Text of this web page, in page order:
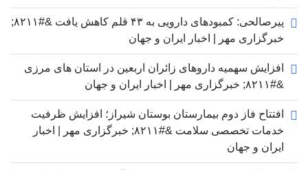
پیرصالحی: کمبودهای دارویی به ۴۳ قلم کاهش یافت &#۸۲۱۱;
خبرگزاری مهر | اخبار ایران و جهان
افزایش سهمیه داروهای زائران اربعین در استان های مرزی
&#۸۲۱۱; خبرگزاری مهر | اخبار ایران و جهان
افتتاح فاز دوم بیمارستان بوستان شیراز؛ افزایش ظرفیت
خدمات تخصصی سلامت &#۸۲۱۱; خبرگزاری مهر | اخبار
ایران و جهان